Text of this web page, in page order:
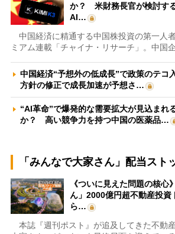
か？ 米財務長官が検討す
AI…
中国経済に精通する中国株投資の第一人
ミアム連載「チャイナ・リサーチ」。中国
中国経済“予想外の低成長”で政策のテ
方針の修正で成長加速が予想さ…
“AI革命”で爆発的な需要拡大が見込まれ
か？ 高い競争力を持つ中国の医薬品…
「みんなで大家さん」配当スト
《ついに見えた問題の核心
ん」2000億円超不動産投資
ら…
本誌『週刊ポスト』が追及してきた不動